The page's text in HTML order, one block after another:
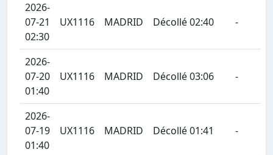
2026-
07-21
02:30
UX1116 MADRID Décollé 02:40 -
2026-
07-20
01:40
UX1116 MADRID Décollé 03:06 -
2026-
07-19
01:40
UX1116 MADRID Décollé 01:41 -